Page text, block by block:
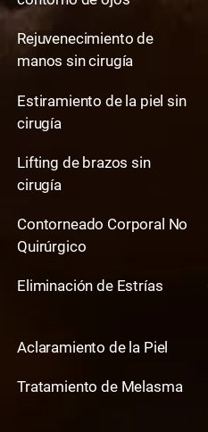
Rejuvenecimiento de
manos sin cirugía
Estiramiento de la piel sin
cirugía
Lifting de brazos sin
cirugía
Contorneado Corporal No
Quirúrgico
Eliminación de Estrías
Aclaramiento de la Piel
Tratamiento de Melasma